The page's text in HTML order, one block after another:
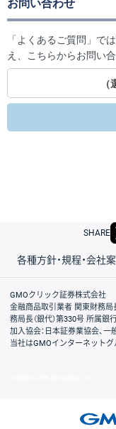
お問い合わせ
「よくあるご質問」で
え、こちらからお問い
SHARE
各種方針・規程・会社
取引規程・約款
サイトマップ
その他のご案内
個人情報保護方針
最良執行方針
サイトのご利用につ
ディスクレイマー
信託保全
リスク説明
会社案内
GMOクリック証券株式会社
金融商品取引業者 関東財務局
務局長（銀代）第330号 所属
加入協会：日本証券業協会、
当社はGMOインターネットグ